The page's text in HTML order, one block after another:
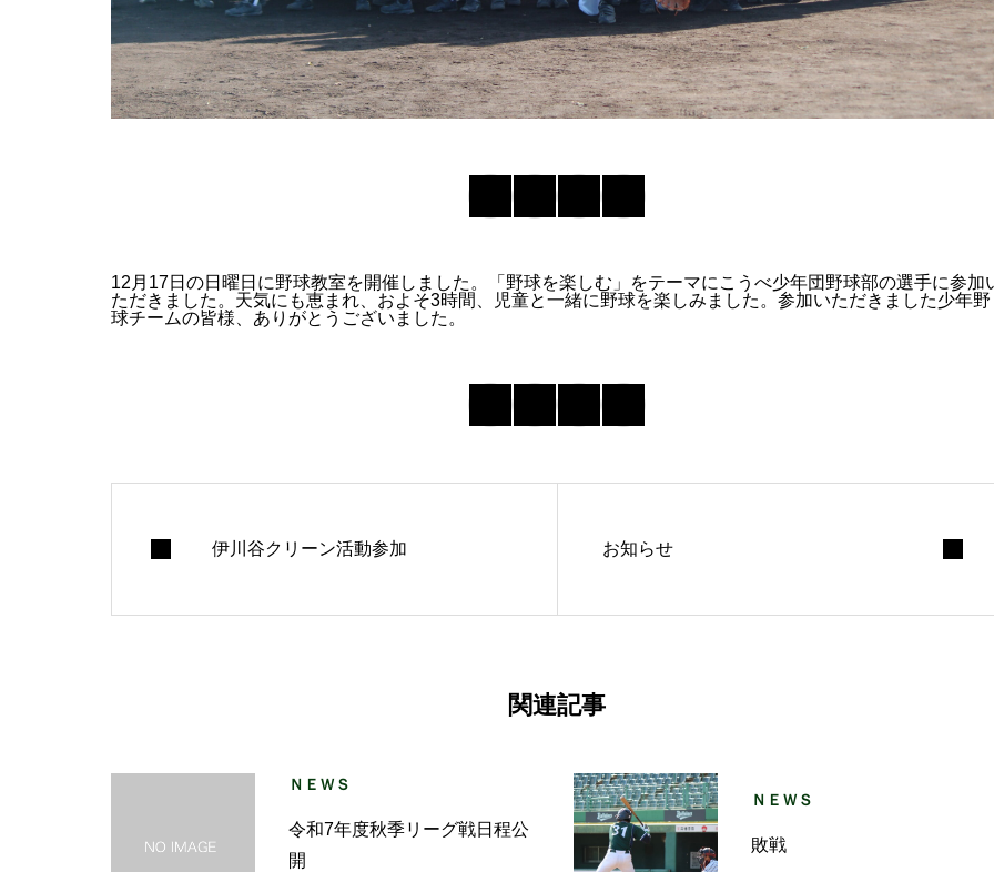
12月17日の日曜日に野球教室を開催しました。「野球を楽しむ」をテーマにこうべ少年団野球部の選手に参加
ただきました。天気にも恵まれ、およそ3時間、児童と一緒に野球を楽しみました。参加いただきました少年野
球チームの皆様、ありがとうございました。
伊川谷クリーン活動参加 お知らせ
関連記事
ＮＥＷＳ
令和7年度秋季リーグ戦日程公
開
ＮＥＷＳ
敗戦